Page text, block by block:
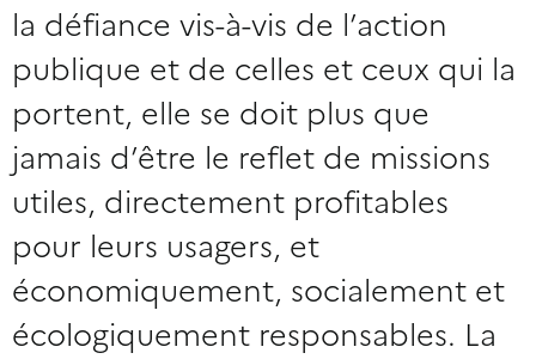
la défiance vis-à-vis de l’action
publique et de celles et ceux qui la
portent, elle se doit plus que
jamais d’être le reflet de missions
utiles, directement profitables
pour leurs usagers, et
économiquement, socialement et
écologiquement responsables. La